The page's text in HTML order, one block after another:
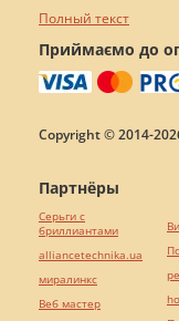
Полный текст
Приймаємо до
Copyright © 2014-
Партнёры
Серьги с
бриллиантами
alliancetechnika.ua
миралинкс
Веб мастер